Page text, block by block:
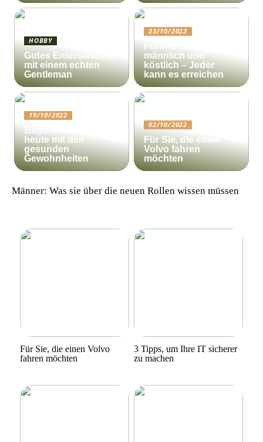
HOBBY
Gutes Entertainment
mit einem echten
Gentleman
23/10/2022
Fühlen Sie sich
männlich und
köstlich – Jeder
kann es erreichen
19/10/2022
Beginnen Sie noch
heute mit den
gesunden
Gewohnheiten
02/10/2022
Für Sie, die einen
Volvo fahren
möchten
Männer: Was sie über die neuen Rollen wissen müssen
Für Sie, die einen Volvo
fahren möchten
3 Tipps, um Ihre IT sicherer
zu machen